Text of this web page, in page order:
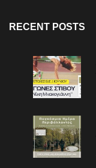
RECENT POSTS